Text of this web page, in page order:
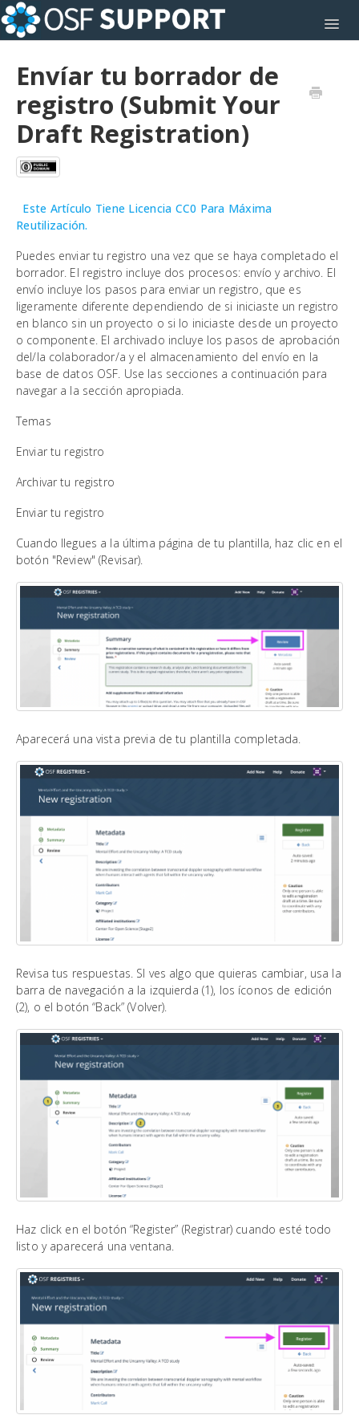
Envíar tu borrador de
registro (Submit Your
Draft Registration)
Este Artículo Tiene Licencia CC0 Para Máxima
Reutilización.
Puedes enviar tu registro una vez que se haya completado el
borrador. El registro incluye dos procesos: envío y archivo. El
envío incluye los pasos para enviar un registro, que es
ligeramente diferente dependiendo de si iniciaste un registro
en blanco sin un proyecto o si lo iniciaste desde un proyecto
o componente. El archivado incluye los pasos de aprobación
del/la colaborador/a y el almacenamiento del envío en la
base de datos OSF. Use las secciones a continuación para
navegar a la sección apropiada.
Temas
Enviar tu registro
Archivar tu registro
Enviar tu registro
Cuando llegues a la última página de tu plantilla, haz clic en el
botón "Review" (Revisar).
Aparecerá una vista previa de tu plantilla completada.
Revisa tus respuestas. SI ves algo que quieras cambiar, usa la
barra de navegación a la izquierda (1), los íconos de edición
(2), o el botón “Back” (Volver).
Haz click en el botón “Register” (Registrar) cuando esté todo
listo y aparecerá una ventana.